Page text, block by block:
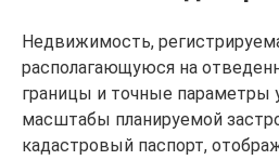
Недвижимость,
располагающуюся на
границы и точные параметры
масштабы планируемой
кадастровый паспорт,